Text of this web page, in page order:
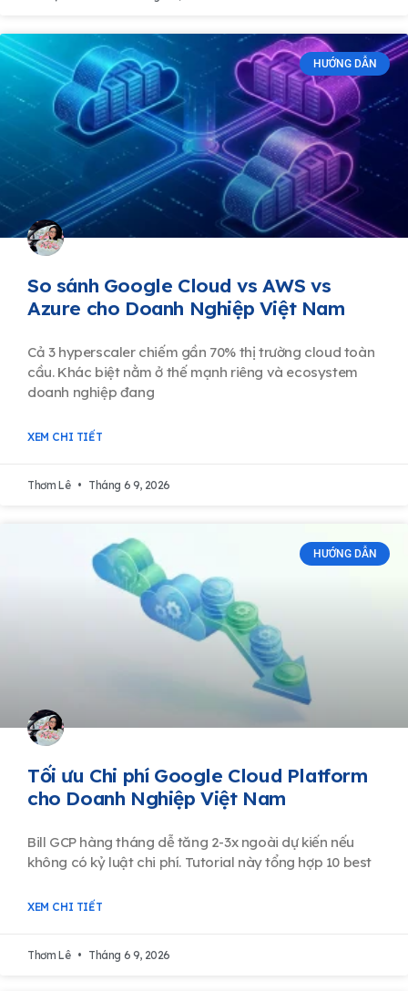
HƯỚNG DẪN
So sánh Google Cloud vs AWS vs
Azure cho Doanh Nghiệp Việt Nam
Cả 3 hyperscaler chiếm gần 70% thị trường cloud toàn
cầu. Khác biệt nằm ở thế mạnh riêng và ecosystem
doanh nghiệp đang
XEM CHI TIẾT
Thơm Lê Tháng 6 9, 2026
HƯỚNG DẪN
Tối ưu Chi phí Google Cloud Platform
cho Doanh Nghiệp Việt Nam
Bill GCP hàng tháng dễ tăng 2-3x ngoài dự kiến nếu
không có kỷ luật chi phí. Tutorial này tổng hợp 10 best
XEM CHI TIẾT
Thơm Lê Tháng 6 9, 2026